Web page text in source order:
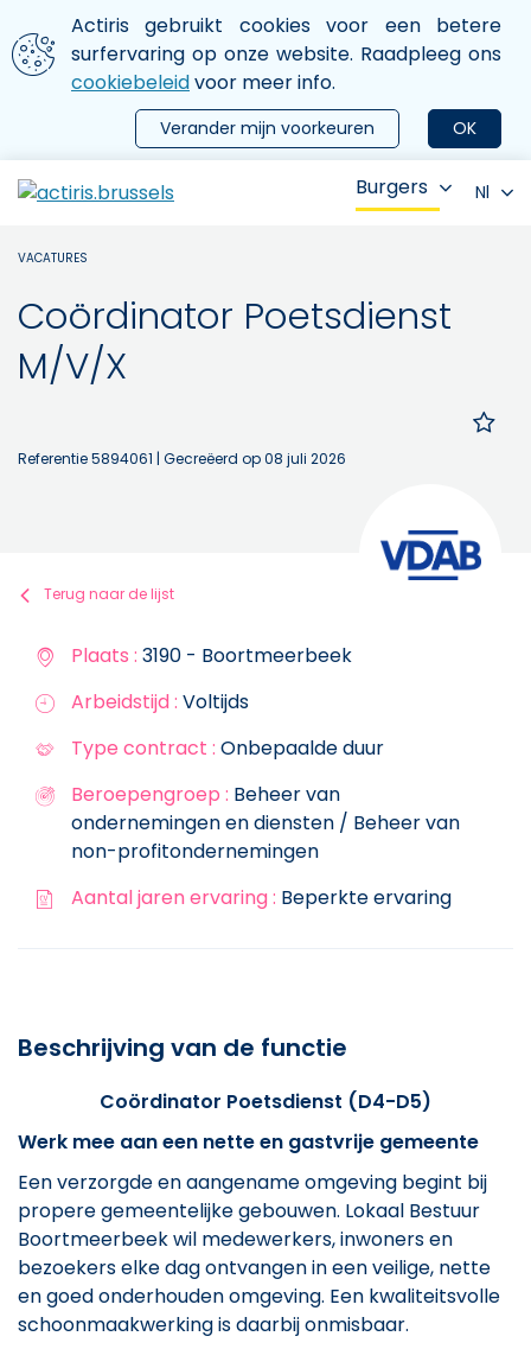
Aller au contenu principal
We gebruiken cookies
Actiris gebruikt cookies voor een betere
surfervaring op onze website. Raadpleeg ons
cookiebeleidvoor meer info.
OK
Verander mijn voorkeuren
le menu
Burgers Nl
VACATURES
Coördinator Poetsdienst
M/V/X
Referentie 5894061 | Gecreëerd op 08 juli 2026
Terug naar de lijst
Plaats : 3190 - Boortmeerbeek
Arbeidstijd : Voltijds
Type contract : Onbepaalde duur
Beroepengroep : Beheer van
ondernemingen en diensten / Beheer van
non-profitondernemingen
Aantal jaren ervaring : Beperkte ervaring
Beschrijving van de functie
Coördinator Poetsdienst (D4-D5)
Werk mee aan een nette en gastvrije gemeente
Een verzorgde en aangename omgeving begint bij
propere gemeentelijke gebouwen. Lokaal Bestuur
Boortmeerbeek wil medewerkers, inwoners en
bezoekers elke dag ontvangen in een veilige, nette
en goed onderhouden omgeving. Een kwaliteitsvolle
schoonmaakwerking is daarbij onmisbaar.